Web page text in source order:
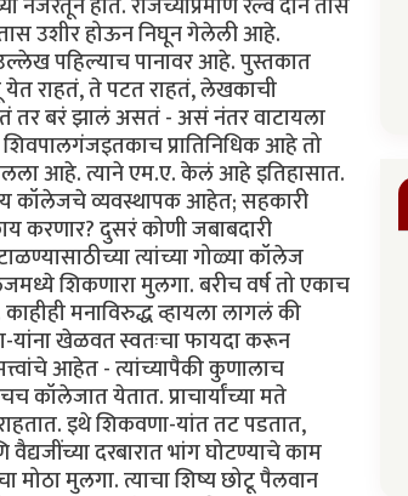
उशीर होऊन निघून गेलेली आहे.
पहिल्याच पानावर आहे. पुस्तकात
राहतं, ते पटत राहतं, लेखकाची
तर बरं झालं असतं - असं नंतर वाटायला
प्रातिनिधिक आहे तो
आहे. त्याने एम.ए. केलं आहे इतिहासात.
कॉलेजचे व्यवस्थापक आहेत; सहकारी
करणार? दुसरं कोणी जबाबदारी
त्यांच्या गोळ्या कॉलेज
शिकणारा मुलगा. बरीच वर्ष तो एकाच
मनाविरुद्ध व्हायला लागलं की
यांना खेळवत स्वतःचा फायदा करून
आहेत - त्यांच्यापैकी कुणालाच
कॉलेजात येतात. प्राचार्यांच्या मते
इथे शिकवणा-यांत तट पडतात,
दरबारात भांग घोटण्याचे काम
मोठा मुलगा. त्याचा शिष्य छोटू पैलवान